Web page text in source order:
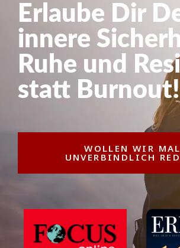
Erlaube Dir
innere
Ruhe und
statt Burnout!
WOLLEN WIR MAL
UNVERBINDLICH